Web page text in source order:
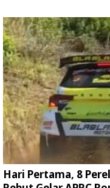
Hari Pertama, 8